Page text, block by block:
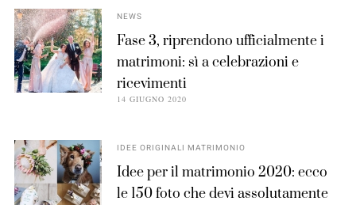
NEWS
Fase 3, riprendono ufficialmente i
matrimoni: sì a celebrazioni e
ricevimenti
14 GIUGNO 2020
IDEE ORIGINALI MATRIMONIO
Idee per il matrimonio 2020: ecco
le 150 foto che devi assolutamente